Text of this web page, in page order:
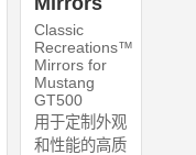
Classic
Recreations™
Mirrors for
Mustang
GT500
用于定制外观
和性能的高质